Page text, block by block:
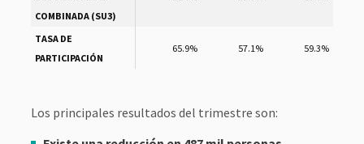
COMBINADA (SU3)
TASA DE
PARTICIPACIÓN
65.9% 57.1% 59.3%
Los principales resultados del trimestre son: